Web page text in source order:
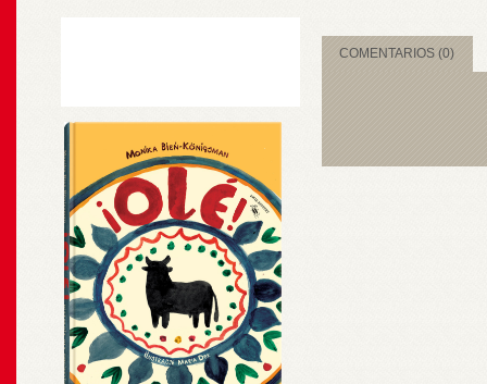
COMENTARIOS (0)